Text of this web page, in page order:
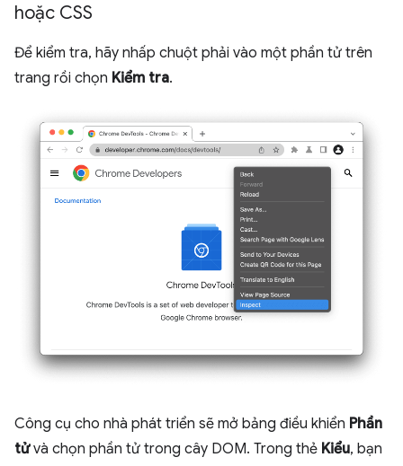
hoặc CSS
Để kiểm tra, hãy nhấp chuột phải vào một phần tử trên
trang rồi chọn Kiểm tra.
Công cụ cho nhà phát triển sẽ mở bảng điều khiển Phần
tửvà chọn phần tử trong cây DOM. Trong thẻ Kiểu, bạn